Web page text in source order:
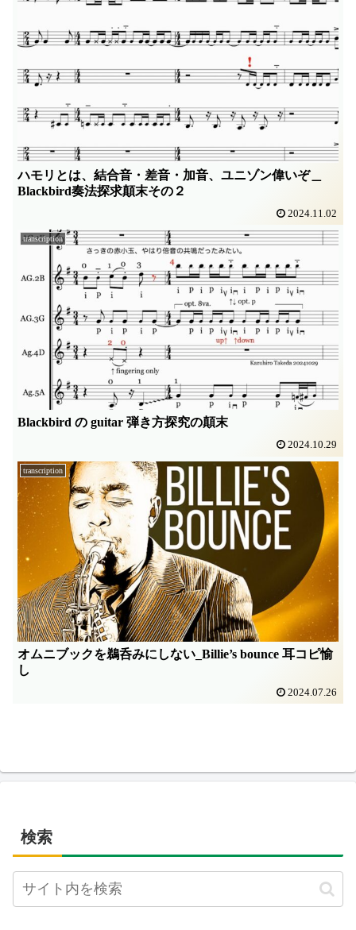
ハモリとは、結合音・差音・加音、ユニゾン偉いぞ＿
Blackbird奏法探求顛末その２
2024.11.02
transcription
Blackbird の guitar 弾き方探究の顛末
2024.10.29
transcription
オムニブックを鵜呑みにしない_Billie’s bounce 耳コピ愉
し
2024.07.26
検索